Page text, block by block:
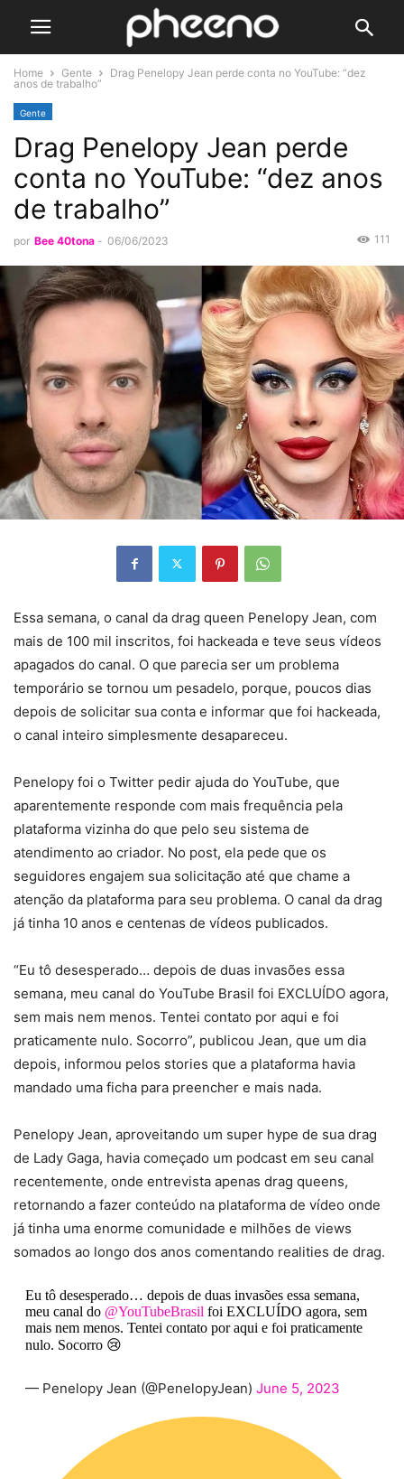
Home Gente
Drag Penelopy Jean perde conta no YouTube: “dez
anos de trabalho”
Gente
Drag Penelopy Jean perde
conta no YouTube: “dez anos
de trabalho”
por Bee 40tona - 06/06/2023 111
Essa semana, o canal da drag queen Penelopy Jean, com
mais de 100 mil inscritos, foi hackeada e teve seus vídeos
apagados do canal. O que parecia ser um problema
temporário se tornou um pesadelo, porque, poucos dias
depois de solicitar sua conta e informar que foi hackeada,
o canal inteiro simplesmente desapareceu.
Penelopy foi o Twitter pedir ajuda do YouTube, que
aparentemente responde com mais frequência pela
plataforma vizinha do que pelo seu sistema de
atendimento ao criador. No post, ela pede que os
seguidores engajem sua solicitação até que chame a
atenção da plataforma para seu problema. O canal da drag
já tinha 10 anos e centenas de vídeos publicados.
“Eu tô desesperado… depois de duas invasões essa
semana, meu canal do YouTube Brasil foi EXCLUÍDO agora,
sem mais nem menos. Tentei contato por aqui e foi
praticamente nulo. Socorro”, publicou Jean, que um dia
depois, informou pelos stories que a plataforma havia
mandado uma ficha para preencher e mais nada.
Penelopy Jean, aproveitando um super hype de sua drag
de Lady Gaga, havia começado um podcast em seu canal
recentemente, onde entrevista apenas drag queens,
retornando a fazer conteúdo na plataforma de vídeo onde
já tinha uma enorme comunidade e milhões de views
somados ao longo dos anos comentando realities de drag.
Eu tô desesperado… depois de duas invasões essa semana,
meu canal do @YouTubeBrasil foi EXCLUÍDO agora, sem
mais nem menos. Tentei contato por aqui e foi praticamente
nulo. Socorro 😢
— Penelopy Jean (@PenelopyJean) June 5, 2023